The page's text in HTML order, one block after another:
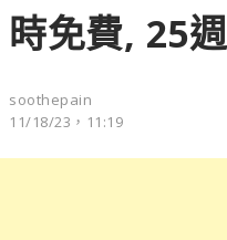
時免費, 25
soothepain
11/18/23，11:19